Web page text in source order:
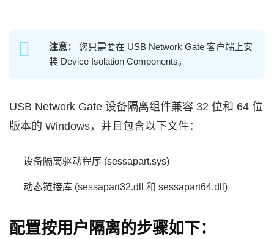
注意：
您只需要在 USB Network Gate 客户端上安
装 Device Isolation Components。
USB Network Gate 设备隔离组件兼容 32 位和 64 位
版本的 Windows，并且包含以下文件：
设备隔离驱动程序 (sessapart.sys)
动态链接库 (sessapart32.dll 和 sessapart64.dll)
配置按用户隔离的步骤如下：